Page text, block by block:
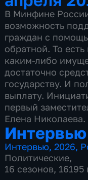
В Минфине
возможность
граждан с
обратной. То
каким-либо
достаточно
государству. И
выплату.
первый
Елена Николаева.
Интервью
Интервью,2026,
Политические,
16 сезонов,